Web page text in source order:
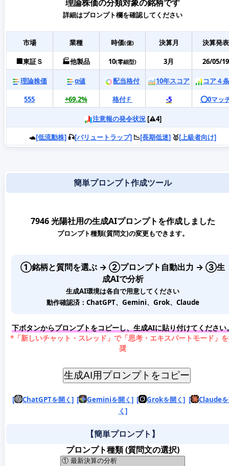
理論株価の分類対象の銘柄です
詳細はプロンプト欄を確認してください
市場 業種 時価(億) 決算月 決算発表
🏢東証Ｓ 🏭他製品 10(零細型) 3月 26/05/19
理論株価 α値 配当格付 10年スコア
コア４
555
+69.2% 格付Ｆ -5 ⭕️0マッ
注意報の発令状況[⚠️4]
🐢[低流動株]🎣[バリュートラップ] 📉[長期低迷] 🥇[上級者向け]
簡単プロンプト作成ツール
7946 光陽社用の生成AIプロンプトを作成しました
プロンプト種類(質問文)の変更もできます。
①銘柄と質問を選ぶ → ②プロンプト自動出力 → ③生
成AIで分析
生成AI環境は各自で用意してください
動作確認済：ChatGPT、Gemini、Grok、Claude
下ボタンからプロンプトをコピーし、生成AIに貼り付けてください
*「新しいチャット・スレッド」で「思考・エキスパートモード」
奨
生成AI用プロンプトをコピー
[ ChatGPTを開く] [ Geminiを開く] [ Grokを開く] [
Claude
く]
【簡単プロンプト】
プロンプト種類 (質問文の選択)